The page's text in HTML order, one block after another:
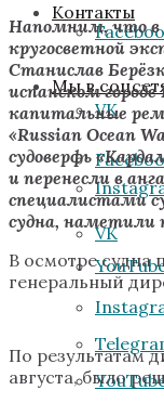
VK
Контакты
Мы в
VK
Напомним, что
кругосветной
Станислав
испанском городе
капитальные
«Russian Ocean
судоверфь
и перенесли в
специалистами
судна, наметили
В осмотре судна
генеральный
По результатам
августа, было